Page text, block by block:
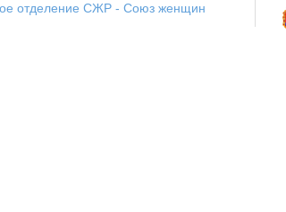
отделение СЖР - Союз женщин